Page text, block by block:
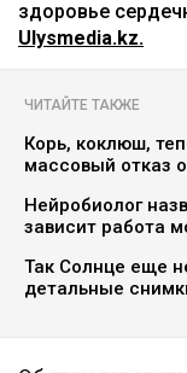
здоровье
Ulysmedia.kz.
ЧИТАЙТЕ ТАКЖЕ
Корь, коклюш,
массовый отказ
Нейробиолог
зависит работа
Так Солнце еще
детальные